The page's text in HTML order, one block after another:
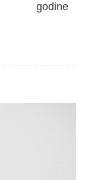
godine